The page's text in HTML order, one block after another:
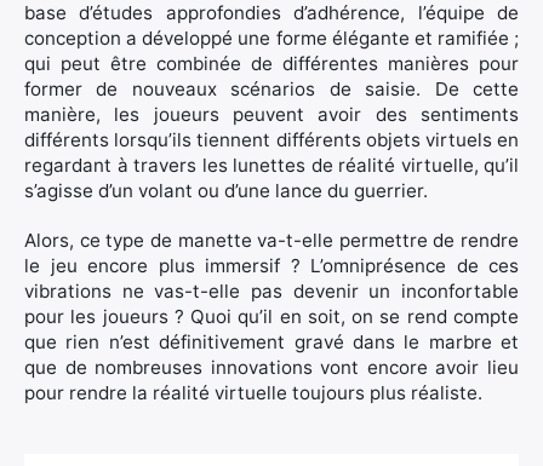
base d’études approfondies d’adhérence, l’équipe de
conception a développé une forme élégante et ramifiée ;
qui peut être combinée de différentes manières pour
former de nouveaux scénarios de saisie. De cette
manière, les joueurs peuvent avoir des sentiments
différents lorsqu’ils tiennent différents objets virtuels en
regardant à travers les lunettes de réalité virtuelle, qu’il
s’agisse d’un volant ou d’une lance du guerrier.
Alors, ce type de manette va-t-elle permettre de rendre
le jeu encore plus immersif ? L’omniprésence de ces
vibrations ne vas-t-elle pas devenir un inconfortable
pour les joueurs ? Quoi qu’il en soit, on se rend compte
que rien n’est définitivement gravé dans le marbre et
que de nombreuses innovations vont encore avoir lieu
pour rendre la réalité virtuelle toujours plus réaliste.